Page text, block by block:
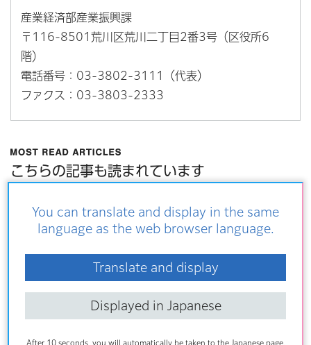
You can translate and display in the same
language as the web browser language.
Translate and display
Displayed in Japanese
After 10 seconds, you will automatically be taken to the Japanese page.
産業経済部産業振興課
〒116-8501荒川区荒川二丁目2番3号（区役所6
階）
電話番号：03-3802-3111（代表）
ファクス：03-3803-2333
こちらの記事も読まれています
監査委員とその仕事
あらかわ産業ナビ
あらかわ産業ナビVol.176（令和6年11月21日号）
便利ナビ一覧
あらかわ産業ナビ